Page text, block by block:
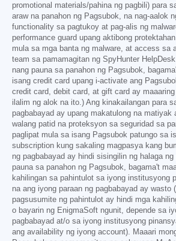
promotional materials/pahina ng pagbili) para
araw na panahon ng Pagsubok, na nag-aalok
functionality sa pagtukoy at pag-alis ng
performance guard upang aktibong
mula sa mga banta ng malware, at access sa
team sa pamamagitan ng SpyHunter
nang pauna sa panahon ng Pagsubok,
isang credit card upang i-activate ang
credit card, debit card, at gift card ay
ilalim ng alok na ito.) Ang kinakailangan para
pagbabayad ay upang makatulong na matiyak
walang patid na proteksyon sa seguridad sa
paglipat mula sa isang Pagsubok patungo sa
subscription kung sakaling magpasya kang
ng pagbabayad ay hindi sisingilin ng halaga ng
pauna sa panahon ng Pagsubok, bagama't
kahilingan sa pahintulot sa iyong institusyong
na ang iyong paraan ng pagbabayad ay wasto
pagsusumite ng pahintulot ay hindi mga
o bayarin ng EnigmaSoft ngunit, depende sa
pagbabayad at/o sa iyong institusyong
ang availability ng iyong account). Maaari